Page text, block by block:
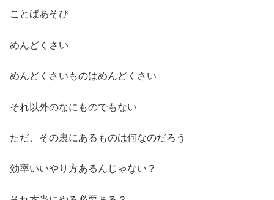
ことばあそび
めんどくさい
めんどくさいものはめんどくさい
それ以外のなにものでもない
ただ、その裏にあるものは何なのだろう
効率いいやり方あるんじゃない？